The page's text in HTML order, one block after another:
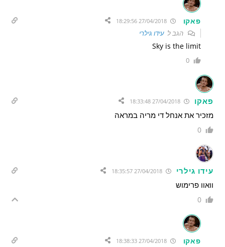
פאקו 27/04/2018 18:29:56
הגב לעידו גילרי
Sky is the limit
0
פאקו 27/04/2018 18:33:48
מזכיר את אנחל די מריה במראה
0
עידו גילרי 27/04/2018 18:35:57
וואוו פרימוש
0
פאקו 27/04/2018 18:38:33